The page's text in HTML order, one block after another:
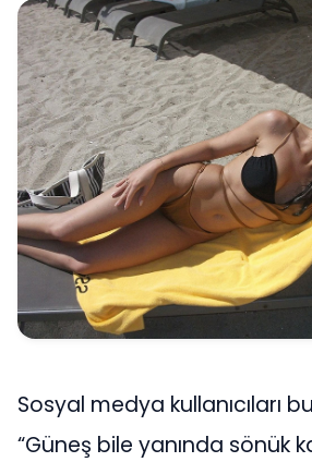
Sosyal medya kullanıcıları
“Güneş bile yanında sönük